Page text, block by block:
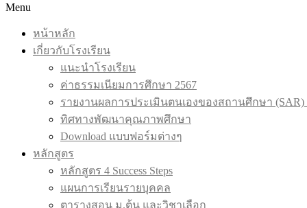
Menu
หน้าหลัก
เกี่ยวกับโรงเรียน
แนะนำโรงเรียน
ค่าธรรมเนียมการศึกษา 2567
รายงานผลการประเมินตนเองของสถานศึกษา (SAR)
ทิศทางพัฒนาคุณภาพศึกษา
Download แบบฟอร์มต่างๆ
หลักสูตร
หลักสูตร 4 Success Steps
แผนการเรียนรายบุคคล
ตารางสอน ม.ต้น และวิชาเลือก